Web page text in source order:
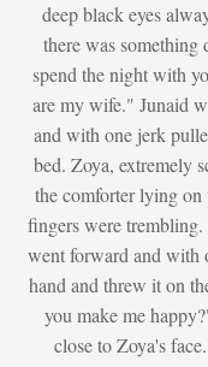
deep black eyes
there was something
spend the night with
are my wife." Junaid
and with one jerk
bed. Zoya, extremely
the comforter lying on
fingers were
went forward and with
hand and threw it on
you make me
close to Zoya's